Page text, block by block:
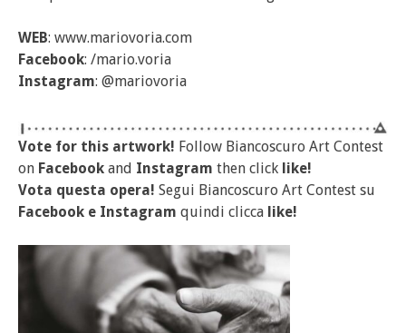
WEB: www.mariovoria.com
Facebook: /mario.voria
Instagram: @mariovoria
Vote for this artwork! Follow Biancoscuro Art Contest
on Facebook and Instagram then click like!
Vota questa opera! Segui Biancoscuro Art Contest su
Facebook e Instagram quindi clicca like!